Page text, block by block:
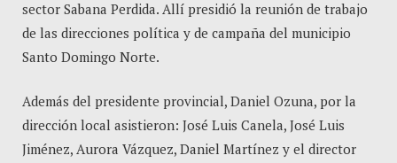
sector Sabana Perdida. Allí presidió la reunión de trabajo
de las direcciones política y de campaña del municipio
Santo Domingo Norte.
Además del presidente provincial, Daniel Ozuna, por la
dirección local asistieron: José Luis Canela, José Luis
Jiménez, Aurora Vázquez, Daniel Martínez y el director